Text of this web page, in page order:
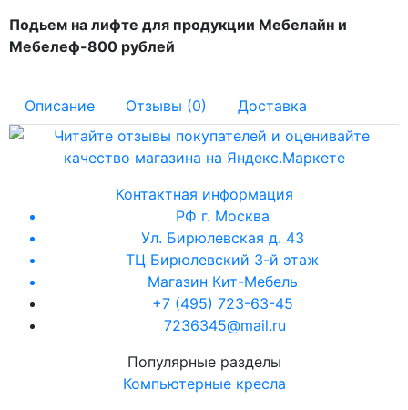
Подьем на лифте для продукции Мебелайн и
Мебелеф-800 рублей
Описание Отзывы (0) Доставка
Контактная информация
РФ г. Москва
Ул. Бирюлевская д. 43
ТЦ Бирюлевский 3-й этаж
Магазин Кит-Мебель
+7 (495) 723-63-45
7236345@mail.ru
Популярные разделы
Компьютерные кресла